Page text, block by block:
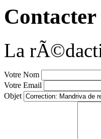
Contacter
La
Votre Nom
Votre Email
Objet